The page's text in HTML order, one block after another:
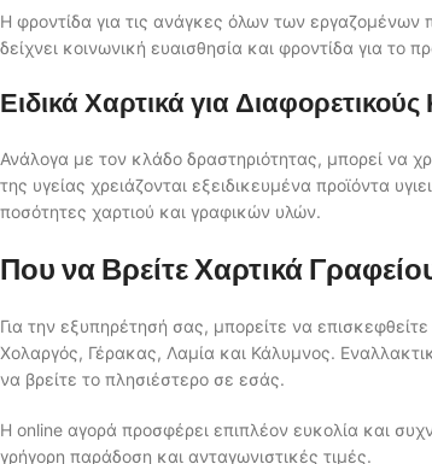
Η φροντίδα για τις ανάγκες όλων των εργαζομένων
δείχνει κοινωνική ευαισθησία και φροντίδα για το
Ειδικά Χαρτικά για
Ανάλογα με τον κλάδο δραστηριότητας, μπορεί να
της υγείας χρειάζονται εξειδικευμένα προϊόντα
ποσότητες χαρτιού και γραφικών υλών.
Που να Βρείτε Χαρτικά
Για την εξυπηρέτησή σας, μπορείτε να
Χολαργός, Γέρακας, Λαμία και Κάλυμνος.
να βρείτε το πλησιέστερο σε εσάς.
Η online αγορά προσφέρει επιπλέον ευκολία και
γρήγορη παράδοση και ανταγωνιστικές τιμές.